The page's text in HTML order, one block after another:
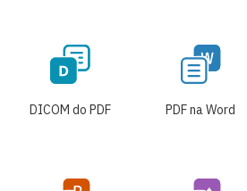
DICOM do PDF PDF na Word